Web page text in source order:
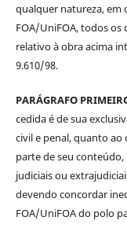
qualquer natureza, em
FOA/UniFOA, todos
relativo à obra acima
9.610/98.
PARÁGRAFO
cedida é de sua
civil e penal, quanto ao
parte de seu
judiciais ou
devendo concordar
FOA/UniFOA do polo